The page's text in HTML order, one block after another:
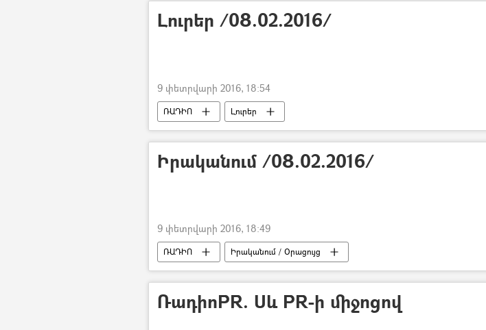
Լուրեր /08.02.2016/
9 փետրվարի 2016, 18:54
ՌԱԴԻՈ Լուրեր
Իրականում /08.02.2016/
9 փետրվարի 2016, 18:49
ՌԱԴԻՈ Իրականում / Օրացույց
ՌադիոPR. Սև PR-ի միջոցով